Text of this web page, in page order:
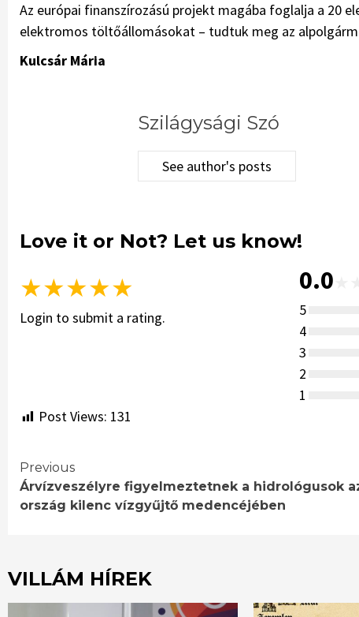
Az európai finanszírozású projekt magába foglalja a 20
elektromos töltőállomásokat – tudtuk meg az
Kulcsár Mária
Szilágysági Szó
See author's posts
Love it or Not? Let us know!
★★★★★
Login to submit a rating.
0.0
5
4
3
2
1
Post Views: 131
Continue
Reading
Previous
Árvízveszélyre figyelmeztetnek a hidrológusok
ország kilenc vízgyűjtő medencéjében
VILLÁM HÍREK